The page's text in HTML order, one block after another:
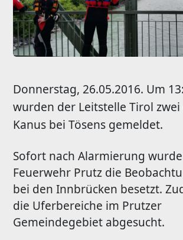
Donnerstag, 26.05.2016. Um
wurden der Leitstelle Tirol
Kanus bei Tösens gemeldet.
Sofort nach Alarmierung
Feuerwehr Prutz die
bei den Innbrücken besetzt.
die Uferbereiche im Prutzer
Gemeindegebiet abgesucht.